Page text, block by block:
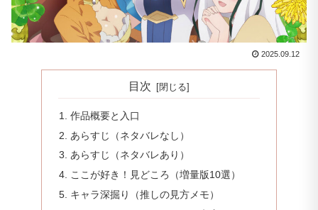
2025.09.12
目次
作品概要と入口
あらすじ（ネタバレなし）
あらすじ（ネタバレあり）
ここが好き！見どころ（増量版10選）
キャラ深掘り（推しの見方メモ）